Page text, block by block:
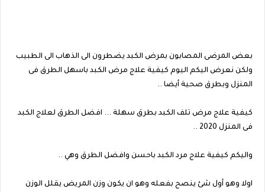
بعض المرضى المصابون بمرض الكبد يضطرون الى الذهاب الى الطبيب
ولكن نعرض اليكم اليوم كيفية علاج مرض الكبد باسهل الطرق فى
المنزل وبطرق صحية أيضا ..
كيفية علاج مرض تلف الكبد بطرق سهلة ... افضل الطرق لعلاج الكبد
فى المنزل 2020 ..
واليكم كيفية علاج مرد الكبد باحسن وافضل الطرق وهي ..
اولا وهو أول شئ ينصح بفعله وهو ان يكون وزن المريض يقلل الوزن